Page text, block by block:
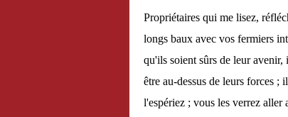
Propriétaires qui me lisez,
longs baux avec vos fermiers
qu'ils soient sûrs de leur
être au-dessus de leurs forces ;
l'espériez ; vous les verrez aller